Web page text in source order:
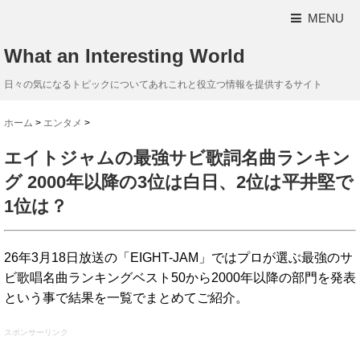
MENU
What an Interesting World
日々の気になるトピックについてあれこれと役立つ情報を提供するサイト
ホーム > エンタメ >
エイトジャムの最強サビ歌詞名曲ランキン
グ 2000年以降の3位は白日、2位は平井堅で
1位は？
26年3月18日放送の「EIGHT-JAM」ではプロが選ぶ最強のサ
ビ歌唱名曲ランキングベスト50から2000年以降の部門を発表
という事で結果を一覧でまとめてご紹介。
スポンサーリンク